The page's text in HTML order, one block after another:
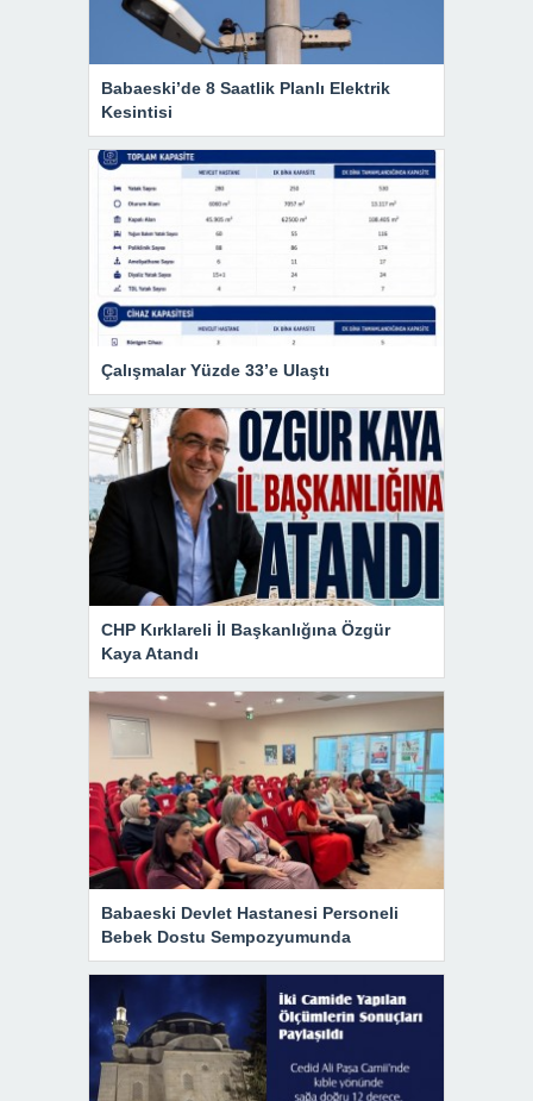
Babaeski’de 8 Saatlik Planlı Elektrik
Kesintisi
Çalışmalar Yüzde 33’e Ulaştı
CHP Kırklareli İl Başkanlığına Özgür
Kaya Atandı
Babaeski Devlet Hastanesi Personeli
Bebek Dostu Sempozyumunda